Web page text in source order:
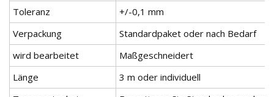
Toleranz
+/-0,1 mm
Verpackung
Standardpaket oder nach Bedarf
wird bearbeitet
Maßgeschneidert
Länge
3 m oder individuell